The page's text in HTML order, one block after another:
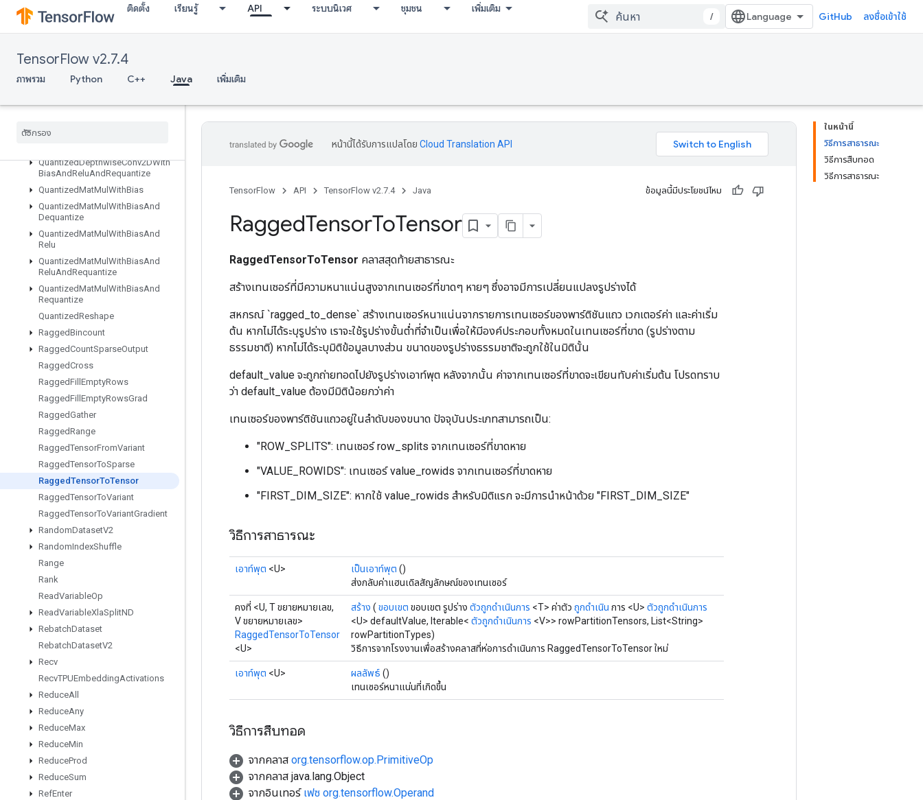
ติดตั้ง เรียนรู้ API ระบบนิเวศ ชุมชน เพิ่มเติม
/ GitHub ลงชื่อเข้าใช้
TensorFlow v2.7.4
ภาพรวม Python C++ Java เพิ่มเติม
QuantizedConv2DWithBiasAndReluAndRequantize
QuantizedConv2DWithBiasAndRequantize
QuantizedConv2DWithBiasSumAndRelu
QuantizedConv2DWithBiasSumAndReluAndRequantize
QuantizedDepthwiseConv2DWith
Quantized
QuantizedDepthwiseConv2DWith
BiasAndReluAndRequantize
QuantizedMatMul WithBias
QuantizedMatMul WithBiasAnd
Dequantize
QuantizedMatMul WithBiasAnd
Relu
QuantizedMatMul WithBiasAnd
ReluAndRequantize
QuantizedMatMul WithBiasAnd
Requantize
QuantizedReshape
RaggedBincount
RaggedCountSparseOutput
RaggedCross
RaggedFill EmptyRows
RaggedFill EmptyRowsGrad
RaggedGather
RaggedRange
RaggedTensorFromVariant
RaggedTensorToSparse
RaggedTensorToTensor
RaggedTensorToVariant
RaggedTensorToVariantGradient
RandomDatasetV2
RandomIndexShuffle
Range
Rank
ReadVariableOp
ReadVariableXlaSplitND
RebatchDataset
RebatchDatasetV2
Recv
RecvTPUEmbeddingActivations
ReduceAll
ReduceAny
ReduceMax
ReduceMin
ReduceProd
ReduceSum
RefEnter
ในหน้านี้
วิธีการสาธารณะ
วิธีการสืบทอด
วิธีการสาธารณะ
หน้านี้ได้รับการแปลโดย Cloud Translation API
TensorFlow API TensorFlow v2.7.4 Java ข้อมูลนี้มีประโยชน์ไหม
RaggedTensorToTensor
RaggedTensorToTensor คลาสสุดท้ายสาธารณะ
สร้างเทนเซอร์ที่มีความหนาแน่นสูงจากเทนเซอร์ที่ขาดๆ หายๆ ซึ่งอาจมีการเปลี่ยนแปลงรูปร่างได้
สหกรณ์ `ragged_to_dense` สร้างเทนเซอร์หนาแน่นจากรายการเทนเซอร์ของพาร์ติชันแถว เวกเตอร์ค่า และค่าเริ่ม
ต้น หากไม่ได้ระบุรูปร่าง เราจะใช้รูปร่างขั้นต่ำที่จำเป็นเพื่อให้มีองค์ประกอบทั้งหมดในเทนเซอร์ที่ขาด (รูปร่างตาม
ธรรมชาติ) หากไม่ได้ระบุมิติข้อมูลบางส่วน ขนาดของรูปร่างธรรมชาติจะถูกใช้ในมิตินั้น
default_value จะถูกถ่ายทอดไปยังรูปร่างเอาท์พุต หลังจากนั้น ค่าจากเทนเซอร์ที่ขาดจะเขียนทับค่าเริ่มต้น โปรดทราบ
ว่า default_value ต้องมีมิติน้อยกว่าค่า
เทนเซอร์ของพาร์ติชันแถวอยู่ในลำดับของขนาด ปัจจุบันประเภทสามารถเป็น:
"ROW_SPLITS": เทนเซอร์ row_splits จากเทนเซอร์ที่ขาดหาย
"VALUE_ROWIDS": เทนเซอร์ value_rowids จากเทนเซอร์ที่ขาดหาย
"FIRST_DIM_SIZE": หากใช้ value_rowids สำหรับมิติแรก จะมีการนำหน้าด้วย "FIRST_DIM_SIZE"
วิธีการสาธารณะ
เอาท์พุต <U> เป็นเอาท์พุต ()
ส่งกลับค่าแฮนเดิลสัญลักษณ์ของเทนเซอร์
คงที่ <U, T ขยายหมายเลข,
V ขยายหมายเลข>
RaggedTensorToTensor
<U>
สร้าง ( ขอบเขต ขอบเขต รูปร่าง ตัวถูกดำเนินการ <T> ค่าตัว ถูกดำเนิน การ <U> ตัวถูกดำเนินการ
<U> defaultValue, Iterable< ตัวถูกดำเนินการ <V>> rowPartitionTensors, List<String>
rowPartitionTypes)
วิธีการจากโรงงานเพื่อสร้างคลาสที่ห่อการดำเนินการ RaggedTensorToTensor ใหม่
เอาท์พุต <U> ผลลัพธ์ ()
เทนเซอร์หนาแน่นที่เกิดขึ้น
วิธีการสืบทอด
จากคลาส org.tensorflow.op.PrimitiveOp
จากคลาส java.lang.Object
จากอินเทอร์ เฟซ org.tensorflow.Operand